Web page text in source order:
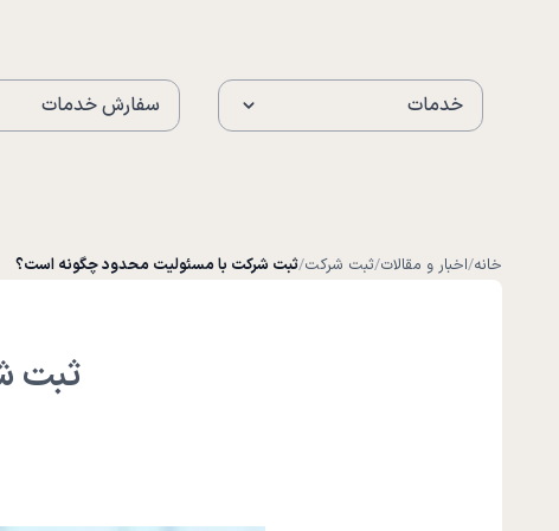
سفارش خدمات خدمات
خانه/اخبار و مقالات/ثبت شرکت/ثبت شرکت با مسئولیت محدود چگونه است؟
ثبت